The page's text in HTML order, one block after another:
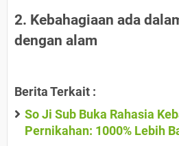
2. Kebahagiaan ada
dengan alam
Berita Terkait :
So Ji Sub Buka Rahasia
Pernikahan: 1000% Lebih